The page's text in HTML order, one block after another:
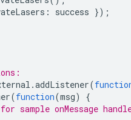
: success });
.addListener(
(function(msg)
{
sample onMessage